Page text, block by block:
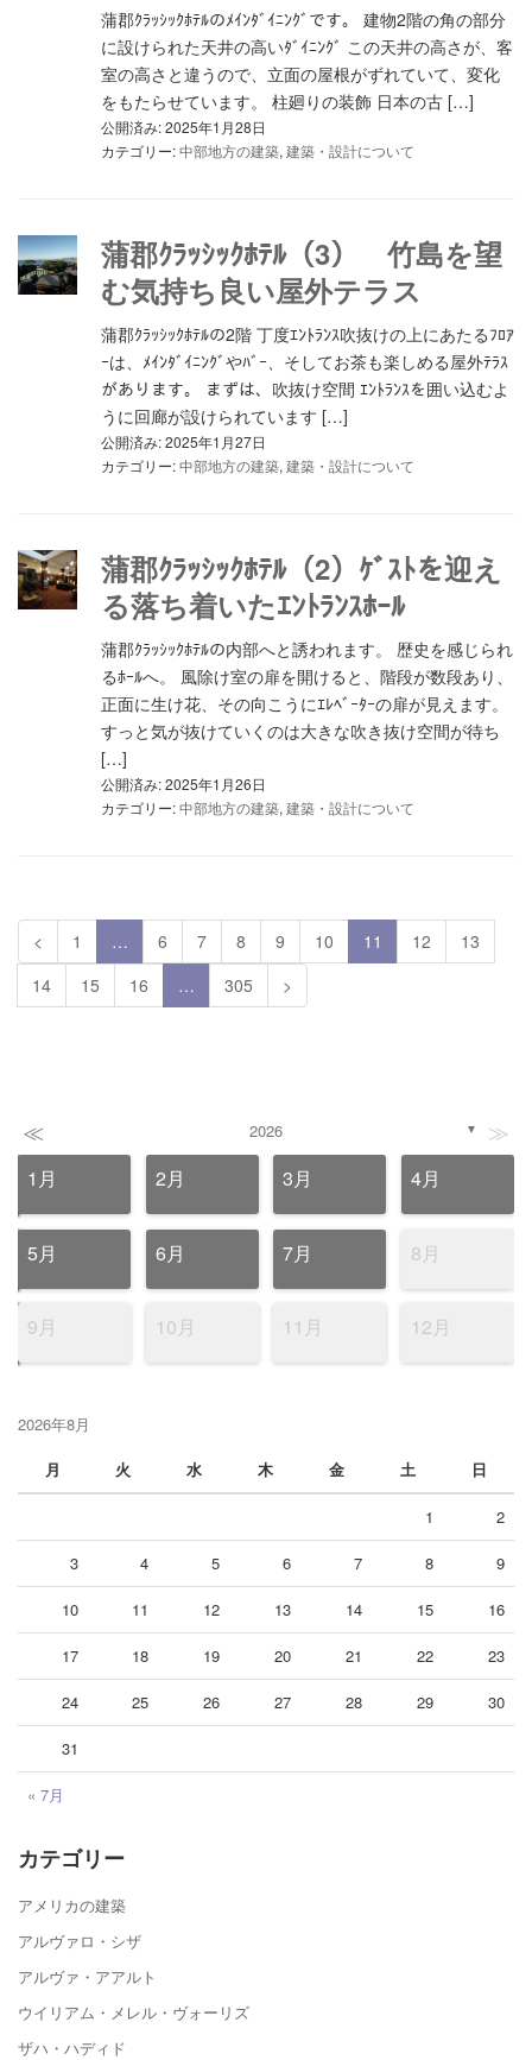
蒲郡ｸﾗｯｼｯｸﾎﾃﾙのﾒｲﾝﾀﾞｲﾆﾝｸﾞです。 建物2階の角の部分
に設けられた天井の高いﾀﾞｲﾆﾝｸﾞ この天井の高さが、客
室の高さと違うので、立面の屋根がずれていて、変化
をもたらせています。 柱廻りの装飾 日本の古 […]
公開済み: 2025年1月28日
カテゴリー:中部地方の建築, 建築・設計について
蒲郡ｸﾗｯｼｯｸﾎﾃﾙ（3） 竹島を望
む気持ち良い屋外テラス
蒲郡ｸﾗｯｼｯｸﾎﾃﾙの2階 丁度ｴﾝﾄﾗﾝｽ吹抜けの上にあたるﾌﾛｱ
ｰは、ﾒｲﾝﾀﾞｲﾆﾝｸﾞやﾊﾞｰ、そしてお茶も楽しめる屋外ﾃﾗｽ
があります。 まずは、吹抜け空間 ｴﾝﾄﾗﾝｽを囲い込むよ
うに回廊が設けられています […]
公開済み: 2025年1月27日
カテゴリー:中部地方の建築, 建築・設計について
蒲郡ｸﾗｯｼｯｸﾎﾃﾙ（2）ｹﾞｽﾄを迎え
る落ち着いたｴﾝﾄﾗﾝｽﾎｰﾙ
蒲郡ｸﾗｯｼｯｸﾎﾃﾙの内部へと誘われます。 歴史を感じられ
るﾎｰﾙへ。 風除け室の扉を開けると、階段が数段あり、
正面に生け花、その向こうにｴﾚﾍﾞｰﾀｰの扉が見えます。
すっと気が抜けていくのは大きな吹き抜け空間が待ち
[…]
公開済み: 2025年1月26日
カテゴリー:中部地方の建築, 建築・設計について
< 1 … 6 7 8 9 10 11 12
13
14
15 16 … 305 >
≪ 2026 ▼ ≫
1月 2月 3月 4月
5月 6月 7月 8月
9月 10月 11月 12月
2026年8月
月
火 水 木 金 土 日
« 7月
1 2
3 4 5 6 7 8 9
10 11 12 13 14 15 16
17 18 19 20 21 22 23
24 25 26 27 28 29 30
31
カテゴリー
アメリカの建築
アルヴァロ・シザ
アルヴァ・アアルト
ウイリアム・メレル・ヴォーリズ
ザハ・ハディド